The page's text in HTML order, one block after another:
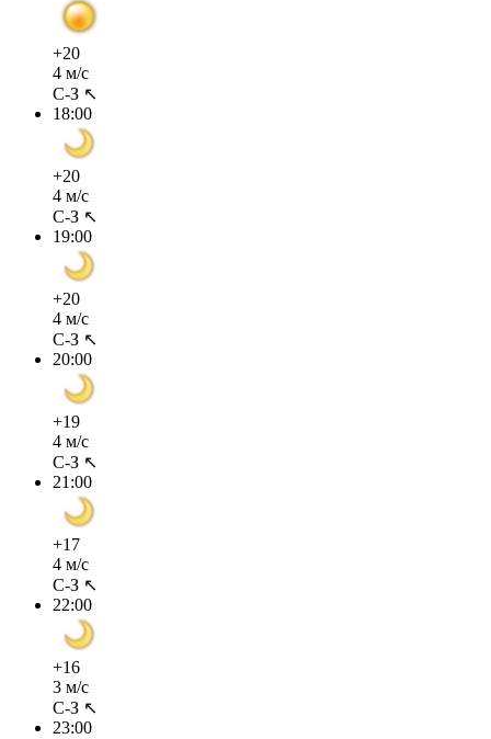
+20
4 м/с
С-З ↖
18:00
+20
4 м/с
С-З ↖
19:00
+20
4 м/с
С-З ↖
20:00
+19
4 м/с
С-З ↖
21:00
+17
4 м/с
С-З ↖
22:00
+16
3 м/с
С-З ↖
23:00